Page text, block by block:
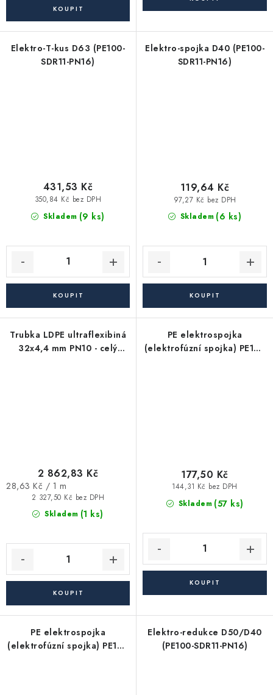
Elektro-T-kus D63 (PE100-
SDR11-PN16)
Skladem (9 ks)
350,84 Kč bez DPH
431,53 Kč
Elektro-spojka D40 (PE100-
SDR11-PN16)
Skladem (6 ks)
97,27 Kč bez DPH
119,64 Kč
Trubka LDPE ultraflexibiná
32x4,4 mm PN10 - celý
Skladem (1 ks)
2 327,50 Kč bez DPH
2 862,83 Kč
Měrná
28,63 Kč / 1 m
PE elektrospojka
(elektrofúzní spojka) PE100
Skladem (57 ks)
144,31 Kč bez DPH
177,50 Kč
PE elektrospojka
(elektrofúzní spojka) PE100
Elektro-redukce D50/D40
(PE100-SDR11-PN16)